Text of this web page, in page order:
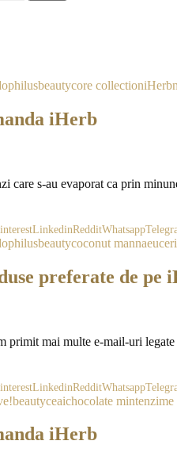
beautycore collectioniHerb
iHerb
care s-au evaporat ca prin
LinkedinRedditWhatsapp
beautycoconut manna
preferate de pe
primit mai multe e-mail-uri
LinkedinRedditWhatsapp
beautyceaichocolate mintenzime
iHerb